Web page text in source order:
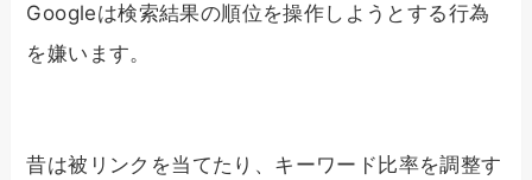
Googleは検索結果の順位を操作しようとする行為
を嫌います。
昔は被リンクを当てたり、キーワード比率を調整す